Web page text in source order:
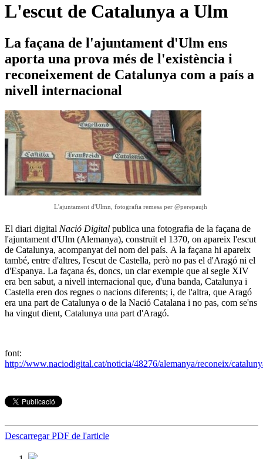
L'escut de Catalunya a Ulm
La façana de l'ajuntament d'Ulm ens
aporta una prova més de l'existència i
reconeixement de Catalunya com a país a
nivell internacional
L'ajuntament d'Ulmn, fotografia remesa per @perepaujh
El diari digital Nació Digital publica una fotografia de la façana de
l'ajuntament d'Ulm (Alemanya), construït el 1370, on apareix l'escut
de Catalunya, acompanyat del nom del país. A la façana hi apareix
també, entre d'altres, l'escut de Castella, però no pas el d'Aragó ni el
d'Espanya. La façana és, doncs, un clar exemple que al segle XIV
era ben sabut, a nivell internacional que, d'una banda, Catalunya i
Castella eren dos regnes o nacions diferents; i, de l'altra, que Aragó
era una part de Catalunya o de la Nació Catalana i no pas, com se'ns
ha vingut dient, Catalunya una part d'Aragó.
font:
http://www.naciodigital.cat/noticia/48276/alemanya/reconeix/
Descarregar PDF de l'article